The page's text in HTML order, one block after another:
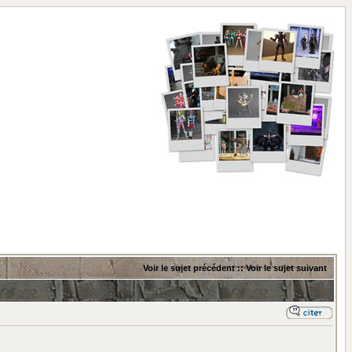
Voir le sujet précédent::Voir le sujet suivant